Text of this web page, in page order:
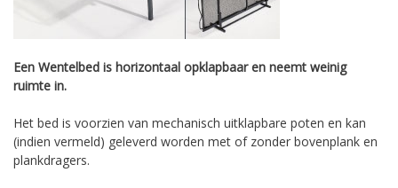
Een Wentelbed is horizontaal opklapbaar en neemt weinig
ruimte in.
Het bed is voorzien van mechanisch uitklapbare poten en kan
(indien vermeld) geleverd worden met of zonder bovenplank en
plankdragers.